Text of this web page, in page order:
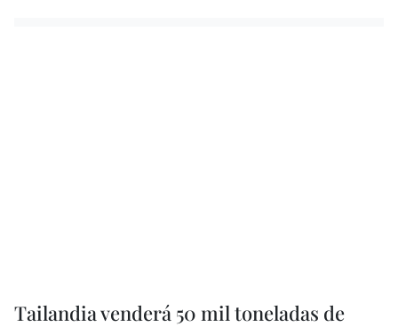
Tailandia venderá 50 mil toneladas de